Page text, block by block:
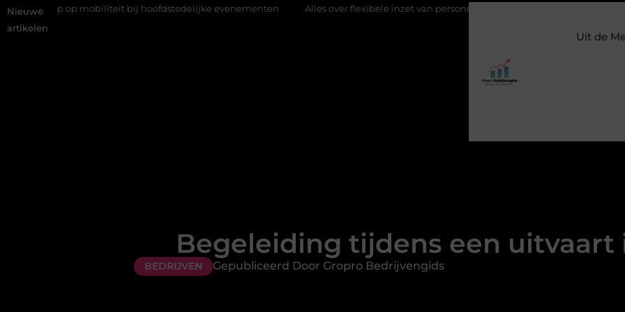
Nieuwe
artikelen
mobiliteit bij hoofdstedelijke evenementen Alles over flexibele inzet van personeel Staalconstructiebedrijf Molenschot:
Uit de
Begeleiding tijdens een uitvaart
BEDRIJVEN Gepubliceerd Door Gropro Bedrijvengids